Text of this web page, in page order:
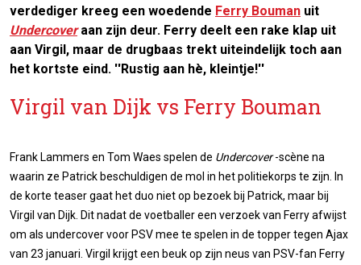
verdediger kreeg een woedende Ferry Bouman uit
Undercover aan zijn deur. Ferry deelt een rake klap uit
aan Virgil, maar de drugbaas trekt uiteindelijk toch aan
het kortste eind. ''Rustig aan hè, kleintje!''
Virgil van Dijk vs Ferry Bouman
Frank Lammers en Tom Waes spelen de Undercover -scène na
waarin ze Patrick beschuldigen de mol in het politiekorps te zijn. In
de korte teaser gaat het duo niet op bezoek bij Patrick, maar bij
Virgil van Dijk. Dit nadat de voetballer een verzoek van Ferry afwijst
om als undercover voor PSV mee te spelen in de topper tegen Ajax
van 23 januari. Virgil krijgt een beuk op zijn neus van PSV-fan Ferry